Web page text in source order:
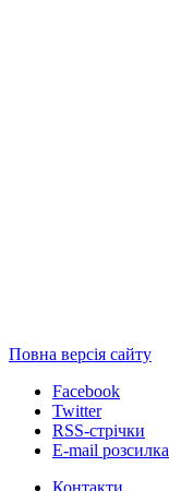
Повна версія сайту
Facebook
Twitter
RSS-стрічки
E-mail розсилка
Контакти